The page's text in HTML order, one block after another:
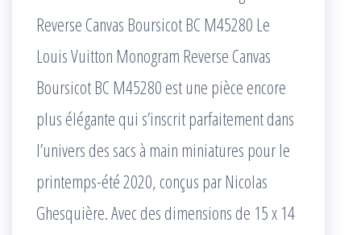
Reverse Canvas Boursicot BC M45280 Le
Louis Vuitton Monogram Reverse Canvas
Boursicot BC M45280 est une pièce encore
plus élégante qui s’inscrit parfaitement dans
l’univers des sacs à main miniatures pour le
printemps-été 2020, conçus par Nicolas
Ghesquière. Avec des dimensions de 15 x 14